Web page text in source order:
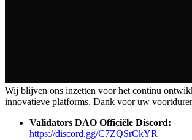
Wij blijven ons inzetten voor het continu
innovatieve platforms. Dank voor uw
Validators DAO Officiële Discord:
https://discord.gg/C7ZQSrCkYR